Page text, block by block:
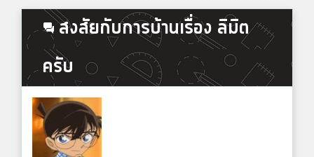
สงสัยกับการบ้านเรื่อง ลิมิต
ครับ